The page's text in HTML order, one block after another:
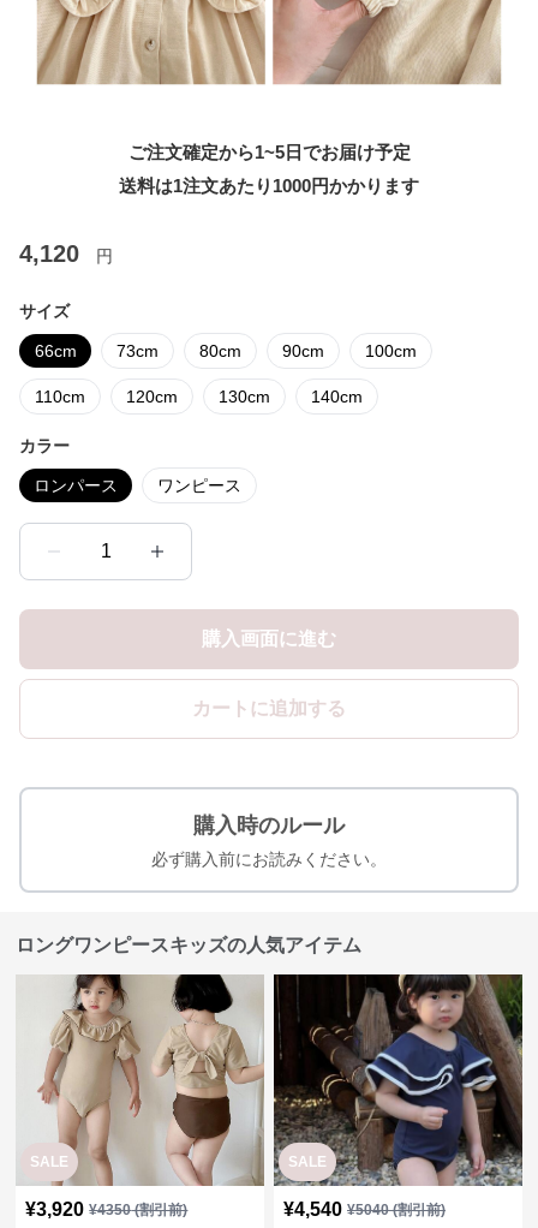
ご注文確定から1~5日でお届け予定
送料は1注文あたり 1000円かかります
4,120 円
サイズ
66cm 73cm 80cm 90cm 100cm
110cm 120cm 130cm 140cm
カラー
ロンパース ワンピース
1
購入画面に進む
カートに追加する
購入時のルール
必ず購入前にお読みください。
ロングワンピースキッズの人気アイテム
SALE
¥3,920 ¥4350(割引前)
SALE
¥4,540 ¥5040(割引前)